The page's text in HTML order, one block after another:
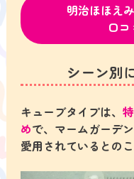
明治ほほえ
口
シーン別
キューブタイプは、
めで、マームガーデ
愛用されているとのこ